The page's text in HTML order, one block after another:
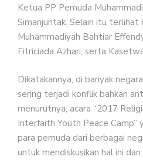
Ketua PP Pemuda
Simanjuntak. Selain itu terlihat
Muhammadiyah Bahtiar
Fitriciada Azhari, serta
Dikatakannya, di banyak
sering terjadi konflik bahkan
menurutnya, acara “2017
Interfaith Youth Peace Camp”
para pemuda dari berbagai
untuk mendiskusikan hal ini